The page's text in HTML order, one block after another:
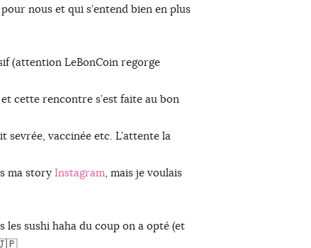
nous et qui s’entend bien en plus
(attention LeBonCoin regorge
cette rencontre s’est faite au bon
sevrée, vaccinée etc. L’attente la
ma story Instagram, mais je voulais
les sushi haha du coup on a opté (et
🇯🇵